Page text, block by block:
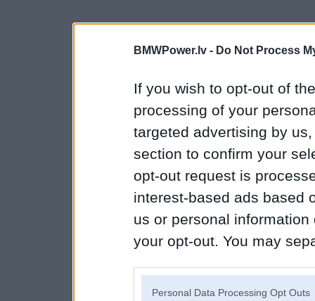
BMWPower.lv - Do Not Process
If you wish to opt-out of
processing of your
targeted advertising by
section to confirm your
opt-out request is
interest-based ads based
us or personal
your opt-out. You may
Personal Data Processing Opt Outs